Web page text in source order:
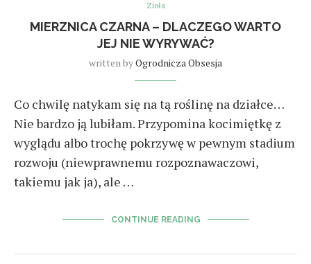
Zioła
MIERZNICA CZARNA – DLACZEGO WARTO
JEJ NIE WYRYWAĆ?
written byOgrodnicza Obsesja
Co chwilę natykam się na tą roślinę na działce…
Nie bardzo ją lubiłam. Przypomina kocimiętkę z
wyglądu albo trochę pokrzywę w pewnym stadium
rozwoju (niewprawnemu rozpoznawaczowi,
takiemu jak ja), ale …
CONTINUE READING